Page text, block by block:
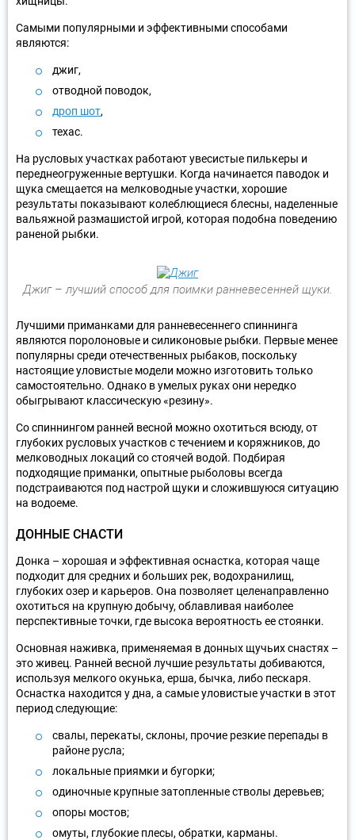
Самыми популярными и эффективными способами
являются:
джиг,
отводной поводок,
дроп шот,
техас.
На русловых участках работают увесистые пилькеры и
переднеогруженные вертушки. Когда начинается паводок и
щука смещается на мелководные участки, хорошие
результаты показывают колеблющиеся блесны, наделенные
вальяжной размашистой игрой, которая подобна поведению
раненой рыбки.
Джиг – лучший способ для поимки ранневесенней щуки.
Лучшими приманками для ранневесеннего спиннинга
являются поролоновые и силиконовые рыбки. Первые менее
популярны среди отечественных рыбаков, поскольку
настоящие уловистые модели можно изготовить только
самостоятельно. Однако в умелых руках они нередко
обыгрывают классическую «резину».
Со спиннингом ранней весной можно охотиться всюду, от
глубоких русловых участков с течением и коряжников, до
мелководных локаций со стоячей водой. Подбирая
подходящие приманки, опытные рыболовы всегда
подстраиваются под настрой щуки и сложившуюся ситуацию
на водоеме.
ДОННЫЕ СНАСТИ
Донка – хорошая и эффективная оснастка, которая чаще
подходит для средних и больших рек, водохранилищ,
глубоких озер и карьеров. Она позволяет целенаправленно
охотиться на крупную добычу, облавливая наиболее
перспективные точки, где высока вероятность ее стоянки.
Основная наживка, применяемая в донных щучьих снастях –
это живец. Ранней весной лучшие результаты добиваются,
используя мелкого окунька, ерша, бычка, либо пескаря.
Оснастка находится у дна, а самые уловистые участки в этот
период следующие:
свалы, перекаты, склоны, прочие резкие перепады в
районе русла;
локальные приямки и бугорки;
одиночные крупные затопленные стволы деревьев;
опоры мостов;
омуты, глубокие плесы, обратки, карманы.